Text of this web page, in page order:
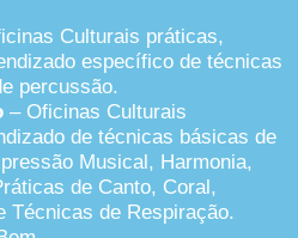
Culturais práticas,
específico de técnicas
percussão.
– Oficinas Culturais
de técnicas básicas de
Musical, Harmonia,
de Canto, Coral,
Técnicas de Respiração.